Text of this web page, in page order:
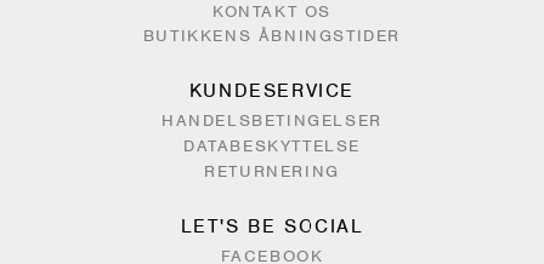
KONTAKT OS
BUTIKKENS ÅBNINGSTIDER
KUNDESERVICE
HANDELSBETINGELSER
DATABESKYTTELSE
RETURNERING
LET'S BE SOCIAL
FACEBOOK